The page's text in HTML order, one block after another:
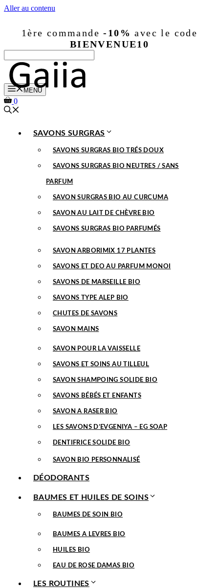
Aller au contenu
1ère commande-10% avec le code
BIENVENUE10
MENU
0
SAVONS SURGRAS
SAVONS SURGRAS BIO TRÉS DOUX
SAVONS SURGRAS BIO NEUTRES / SANS
PARFUM
SAVON SURGRAS BIO AU CURCUMA
SAVON AU LAIT DE CHÈVRE BIO
SAVONS SURGRAS BIO PARFUMÉS
SAVON ARBORIMIX 17 PLANTES
SAVONS ET DEO AU PARFUM MONOI
SAVONS DE MARSEILLE BIO
SAVONS TYPE ALEP BIO
CHUTES DE SAVONS
SAVON MAINS
SAVON POUR LA VAISSELLE
SAVONS ET SOINS AU TILLEUL
SAVON SHAMPOING SOLIDE BIO
SAVONS BÉBÉS ET ENFANTS
SAVON A RASER BIO
LES SAVONS D’EVGENIYA – EG SOAP
DENTIFRICE SOLIDE BIO
SAVON BIO PERSONNALISÉ
DÉODORANTS
BAUMES ET HUILES DE SOINS
BAUMES DE SOIN BIO
BAUMES A LEVRES BIO
HUILES BIO
EAU DE ROSE DAMAS BIO
LES ROUTINES